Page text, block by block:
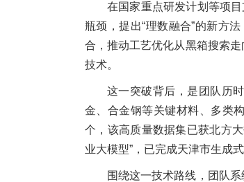
在国家重点研发计划等项
瓶颈，提出“理数融合”的新方
合，推动工艺优化从黑箱搜索
技术。
这一突破背后，是团队历
金、合金钢等关键材料、多类
个，该高质量数据集已获北方
业大模型”，已完成天津市生成
围绕这一技术路线，团队